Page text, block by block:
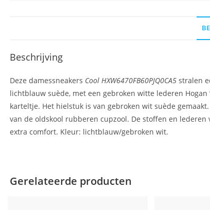
Beschrijving
Deze damessneakers Cool HXW6470FB60PJQ0CA5 stralen
lichtblauw suède, met een gebroken witte lederen
karteltje. Het hielstuk is van gebroken wit suède
van de oldskool rubberen cupzool. De stoffen en
extra comfort. Kleur: lichtblauw/gebroken wit.
Gerelateerde producten